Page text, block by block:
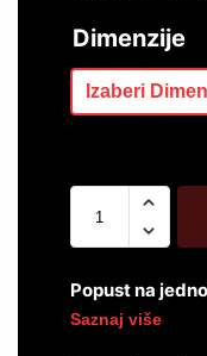
Dimenzije
Popust na
Saznaj više